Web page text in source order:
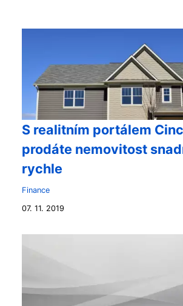
S realitním portálem
prodáte nemovitost
rychle
Finance
07. 11. 2019